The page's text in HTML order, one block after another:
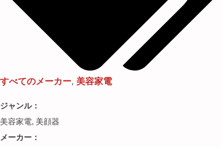
すべてのメーカー, 美容家電
ジャンル：
美容家電, 美顔器
メーカー：